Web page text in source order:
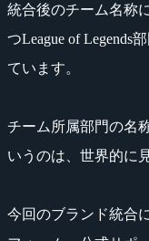
統合後のチーム名称
つLeague of Legends
ています。
チーム所属部門の名
いうのは、世界的に
今回のブランド統合